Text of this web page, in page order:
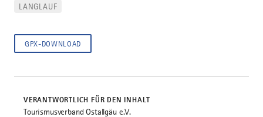
LANGLAUF
GPX-DOWNLOAD
VERANTWORTLICH FÜR DEN INHALT
Tourismusverband Ostallgäu e.V.